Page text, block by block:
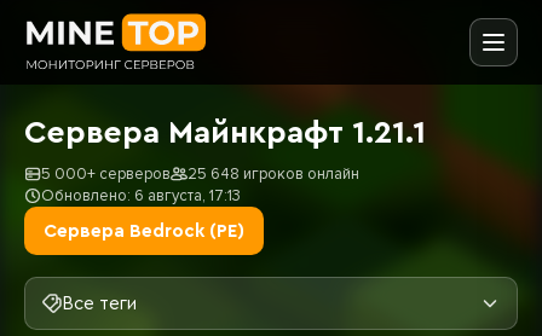
Сервера Майнкрафт 1.21.1
5 000+ серверов
25 648 игроков онлайн
Обновлено: 6 августа, 17:13
Сервера Bedrock (PE)
Все теги